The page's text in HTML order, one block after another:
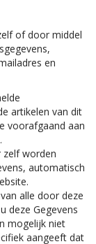
of door middel
en
artikelen van dit
voorafgaand aan
zelf worden
automatisch
alle door deze
deze Gegevens
mogelijk niet
aangeeft dat